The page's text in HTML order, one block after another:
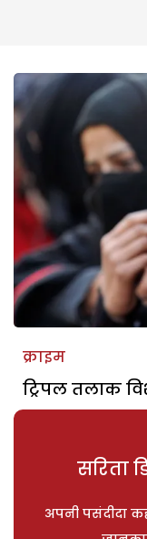
क्राइम
ट्रिपल तलाक
सरिता
अपनी पसंदीदा